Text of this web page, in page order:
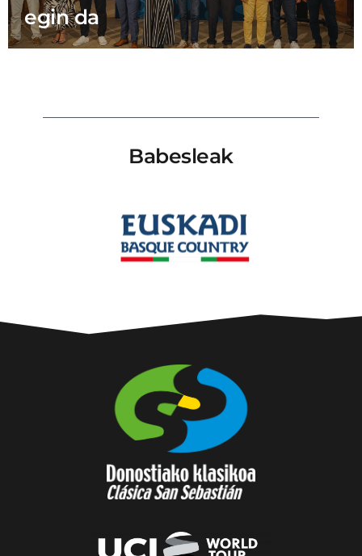
egin da
Babesleak